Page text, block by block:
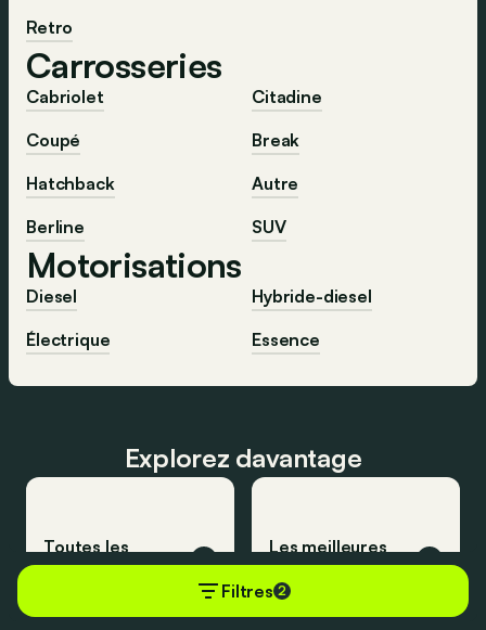
Filtres 2
Retro
Carrosseries
Cabriolet
Citadine
Coupé
Break
Hatchback
Autre
Berline
SUV
Motorisations
Diesel
Hybride-diesel
Électrique
Essence
Explorez davantage
Toutes les
voitures
Les meilleures
voitures